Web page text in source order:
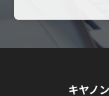
キヤノ